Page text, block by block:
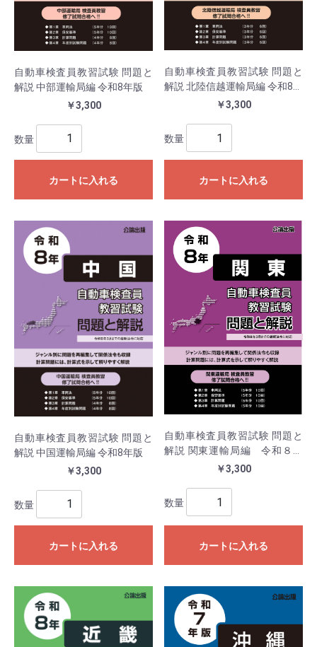
自動車検査員教習試験 問題と
解説 中部運輸局編 令和8年版
￥3,300
数量
カートに入れる
自動車検査員教習試験 問題と
解説 北陸信越運輸局編 令和8年
￥3,300
数量
カートに入れる
自動車検査員教習試験 問題と
解説 中国運輸局編 令和8年版
￥3,300
数量
カートに入れる
自動車検査員教習試験 問題と
解説 関東運輸局編 令和８年
￥3,300
数量
カートに入れる